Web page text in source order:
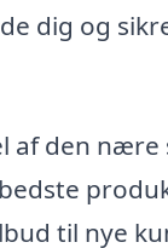
dig og
af den nære
til nye